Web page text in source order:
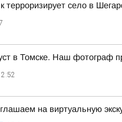
терроризирует село в
в Томске. Наш фотограф
на виртуальную